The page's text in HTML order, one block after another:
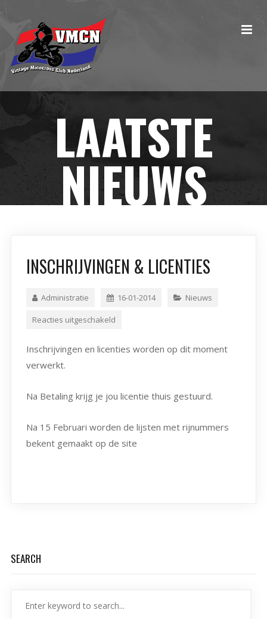
LAATSTE
NIEUWS
INSCHRIJVINGEN & LICENTIES
Administratie 16-01-2014 Nieuws
Reacties uitgeschakeld
Inschrijvingen en licenties worden op dit moment
verwerkt.
Na Betaling krijg je jou licentie thuis gestuurd.
Na 15 Februari worden de lijsten met rijnummers
bekent gemaakt op de site
SEARCH